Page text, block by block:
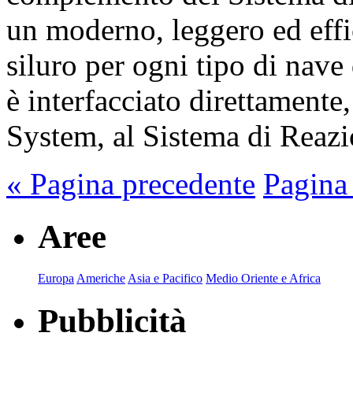
un moderno, leggero ed
siluro per ogni tipo di
è interfacciato
System, al Sistema di
« Pagina precedente
Aree
Europa Americhe Asia e Pacifico Medio Oriente e Africa
Pubblicità